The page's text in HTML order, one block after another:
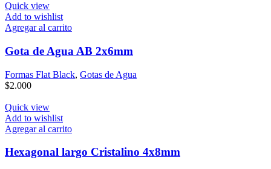
Quick view
Add to wishlist
Agregar al carrito
Gota de Agua AB 2x6mm
Formas Flat Black, Gotas de Agua
$2.000
Quick view
Add to wishlist
Agregar al carrito
Hexagonal largo Cristalino 4x8mm